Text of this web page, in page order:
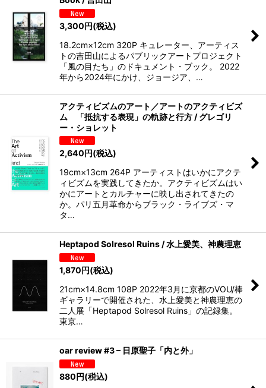
3,300円(税込)
18.2cm×12cm 320P キュレーター、アーティス
トの吉田山によるパブリックアートプロジェクト
「風の目たち」のドキュメント・ブック。 2022
年から2024年にかけ、ジョージア、…
アクティビズムのアート／アートのアクティビズ
ム 「抵抗する表現」の軌跡と行方 / グレゴリ
ー・ショレット
2,640円(税込)
19cm×13cm 264P アーティストはいかにアクテ
ィビズムを実践してきたか。アクティビズムはい
かにアートとカルチャーに映し出されてきたの
か。パリ五月革命からブラック・ライブズ・マ
タ…
Heptapod Solresol Ruins / 水上愛美、神農理恵
1,870円(税込)
21cm×14.8cm 108P 2022年3月に京都のVOU/棒
ギャラリーで開催された、水上愛美と神農理恵の
二人展「Heptapod Solresol Ruins」の記録集。
東京…
oar review #3 – 日原聖子「内と外」
880円(税込)